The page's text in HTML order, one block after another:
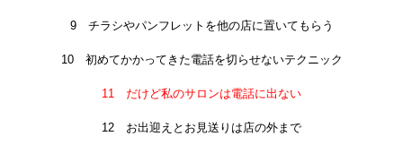
9 チラシやパンフレットを他の店に置いてもらう
10 初めてかかってきた電話を切らせないテクニック
11 だけど私のサロンは電話に出ない
12 お出迎えとお見送りは店の外まで